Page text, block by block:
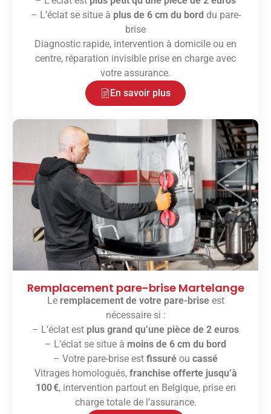
– L’éclat se situe à plus de 6 cm du bord du pare-
brise
Diagnostic rapide, intervention à domicile ou en
centre, réparation invisible prise en charge avec
votre assurance.
En savoir plus
Remplacement pare-brise Martelange
Le remplacement de votre pare-briseest
nécessaire si :
– L’éclat est plus grand qu’une pièce de 2 euros
– L’éclat se situe à moins de 6 cm du bord
– Votre pare-brise est fissuré ou cassé
Vitrages homologués, franchise offerte jusqu’à
100 €, intervention partout en Belgique, prise en
charge totale de l’assurance.